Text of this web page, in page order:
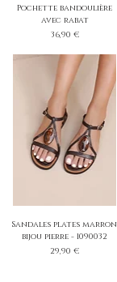
Pochette bandoulière
avec rabat
Prix
36,90 €
Sandales plates marron
bijou pierre - 1090032
Prix
29,90 €